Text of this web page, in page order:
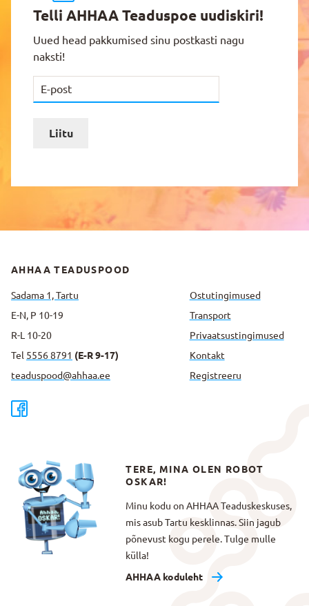
Telli AHHAA Teaduspoe uudiskiri!
Uued head pakkumised sinu postkasti nagu
naksti!
Liitu
AHHAA TEADUSPOOD
Sadama 1, Tartu
E-N, P 10-19
R-L 10-20
Tel 5556 8791 (E-R 9-17)
teaduspood@ahhaa.ee
Ostutingimused
Transport
Privaatsus­tingimused
Kontakt
Registreeru
TERE, MINA OLEN ROBOT
OSKAR!
Minu kodu on AHHAA Teaduskeskuses,
mis asub Tartu kesklinnas. Siin jagub
põnevust kogu perele. Tulge mulle
külla!
AHHAA koduleht